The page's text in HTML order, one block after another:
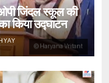
जिंदल स्कूल की
किया उद्घाटन